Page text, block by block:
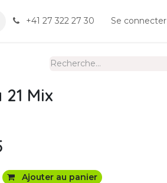
+41 27 322 27 30 Se connecter
Mix
Ajouter au panier